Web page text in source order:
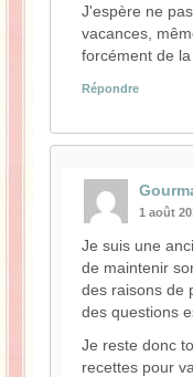
J'espère ne
vacances,
forcément de
Répondre
1 août
Je suis une
de maintenir
des raisons de
des questions
Je reste donc
recettes pour